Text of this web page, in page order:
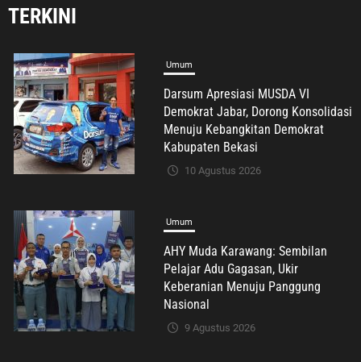
TERKINI
Kabupaten Bekasi
Umum
AHY Muda Karawang: Sembilan
Pelajar Adu Gagasan, Ukir
Nasional
Berita Daerah Komunitas